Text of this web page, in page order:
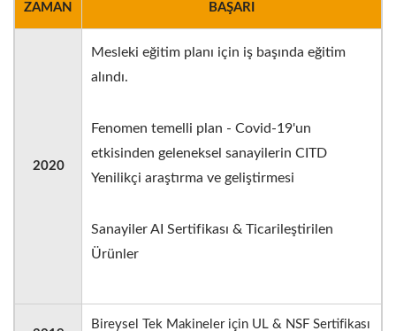
ZAMAN BAŞARI
2020
Mesleki eğitim planı için iş başında eğitim
alındı.
Fenomen temelli plan - Covid-19'un
etkisinden geleneksel sanayilerin CITD
Yenilikçi araştırma ve geliştirmesi
Sanayiler AI Sertifikası & Ticarileştirilen
Ürünler
Bireysel Tek Makineler için UL & NSF Sertifikası